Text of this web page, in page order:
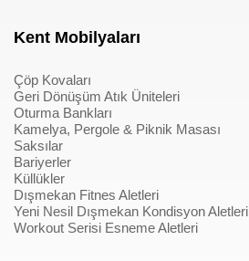
Kent Mobilyaları
Çöp Kovaları
Geri Dönüşüm Atık Üniteleri
Oturma Bankları
Kamelya, Pergole & Piknik Masası
Saksılar
Bariyerler
Küllükler
Dışmekan Fitnes Aletleri
Yeni Nesil Dışmekan Kondisyon Aletleri
Workout Serisi Esneme Aletleri